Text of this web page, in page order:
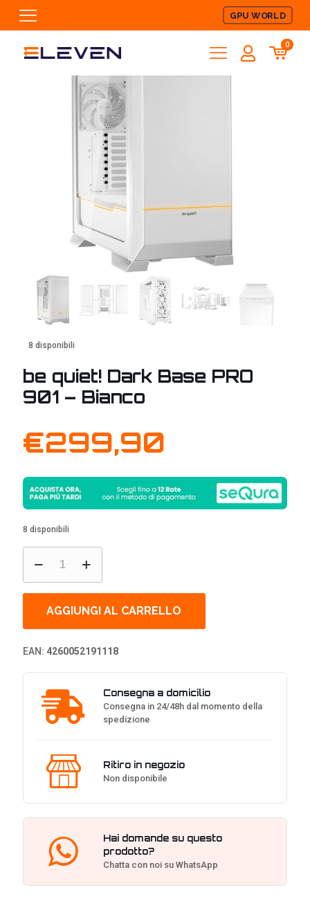
GPU WORLD
0
8 disponibili
be quiet! Dark Base PRO
901 – Bianco
€299,90
8 disponibili
quiet!
Dark
Base
-
Bianco
quantità
AGGIUNGI AL CARRELLO
EAN: 4260052191118
Consegna a domicilio
Consegna in 24/48h dal momento della
spedizione
Ritiro in negozio
Non disponibile
Hai domande su questo
prodotto?
Chatta con noi su WhatsApp